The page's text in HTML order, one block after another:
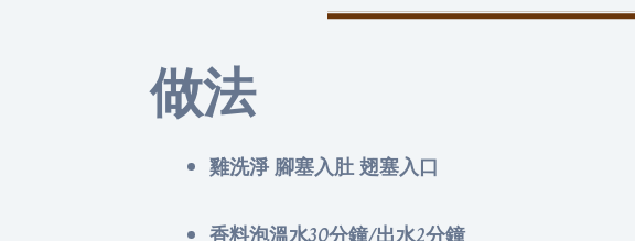
做法
雞洗淨 腳塞入肚 翅塞入口